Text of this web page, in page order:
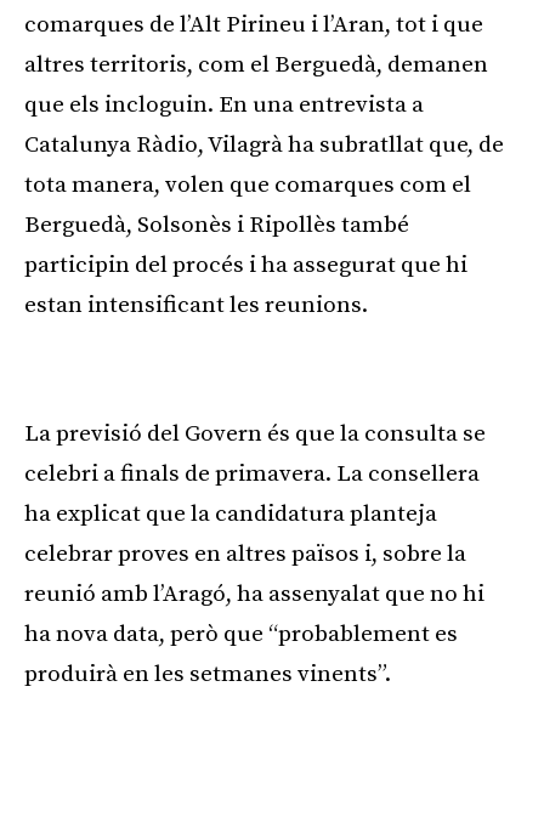
comarques de l’Alt Pirineu i l’Aran, tot i que
altres territoris, com el Berguedà, demanen
que els incloguin. En una entrevista a
Catalunya Ràdio, Vilagrà ha subratllat que, de
tota manera, volen que comarques com el
Berguedà, Solsonès i Ripollès també
participin del procés i ha assegurat que hi
estan intensificant les reunions.
La previsió del Govern és que la consulta se
celebri a finals de primavera. La consellera
ha explicat que la candidatura planteja
celebrar proves en altres països i, sobre la
reunió amb l’Aragó, ha assenyalat que no hi
ha nova data, però que “probablement es
produirà en les setmanes vinents”.